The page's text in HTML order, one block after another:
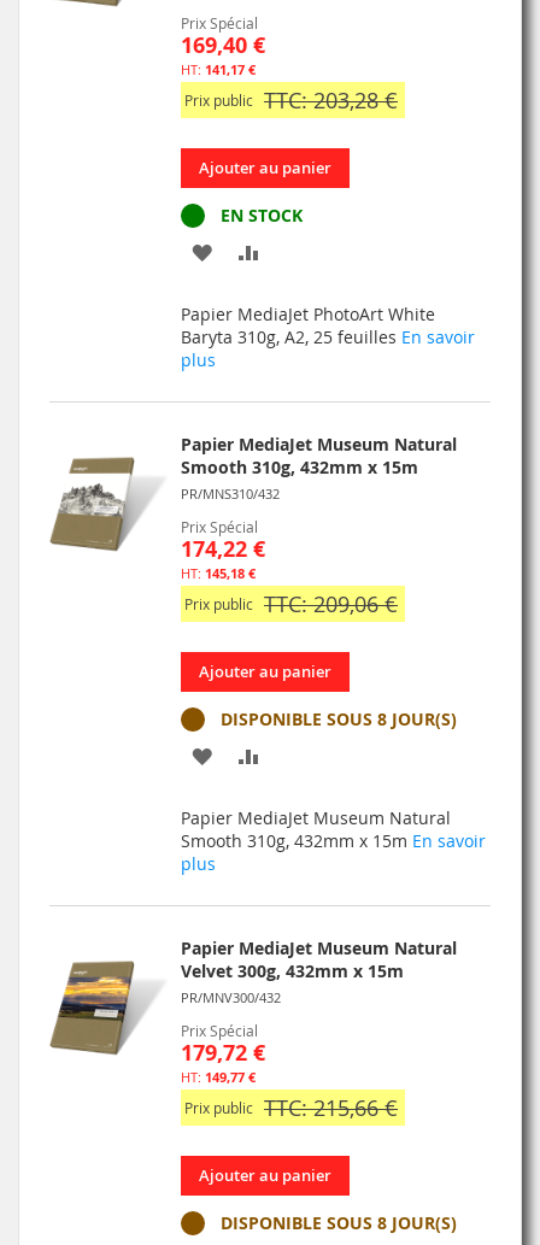
Prix Spécial
169,40 €
141,17 €
Prix public TTC: 203,28 €
Ajouter au panier
EN STOCK
AJOUTER
MA
COMPARATEUR
Papier MediaJet PhotoArt White
Baryta 310g, A2, 25 feuilles En savoir
plus
Papier MediaJet Museum Natural
Smooth 310g, 432mm x 15m
PR/MNS310/432
Prix Spécial
174,22 €
145,18 €
Prix public TTC: 209,06 €
Ajouter au panier
DISPONIBLE SOUS 8 JOUR(S)
AJOUTER
MA
COMPARATEUR
Papier MediaJet Museum Natural
Smooth 310g, 432mm x 15m En savoir
plus
Papier MediaJet Museum Natural
Velvet 300g, 432mm x 15m
PR/MNV300/432
Prix Spécial
179,72 €
149,77 €
Prix public TTC: 215,66 €
Ajouter au panier
DISPONIBLE SOUS 8 JOUR(S)